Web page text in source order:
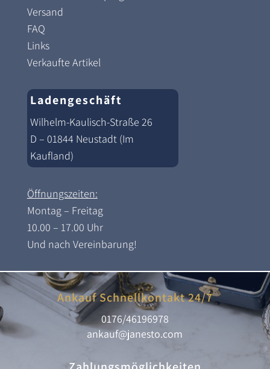
Versand
FAQ
Links
Verkaufte Artikel
Ladengeschäft
Wilhelm-Kaulisch-Straße 26
D – 01844 Neustadt (Im
Kaufland)
Öffnungszeiten:
Montag – Freitag
10.00 – 17.00 Uhr
Und nach Vereinbarung!
Ankauf Schnellkontakt 24/7
0176/46196978
ankauf@janesto.com